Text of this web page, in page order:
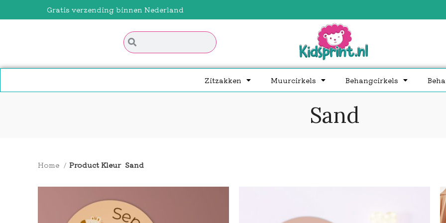
Gratis verzending binnen Nederland
Zitzakken Muurcirkels Behangcirkels
Sand
Home Product Kleur Sand